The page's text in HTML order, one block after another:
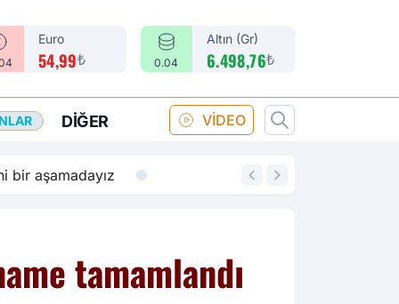
Euro
54,99₺ 0.04
Altın (Gr)
6.498,76₺
DIĞER VİDEO
14:18
tamamlandı